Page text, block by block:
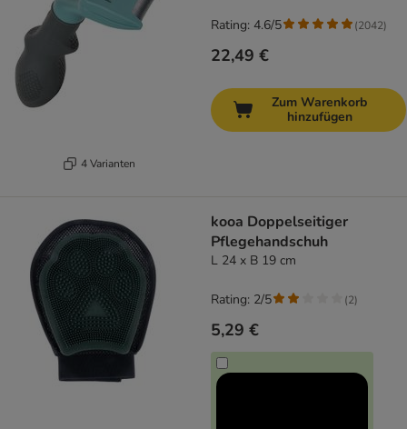
4 Varianten
22,49 €
Rating: 4.6/5 (2042)
Zum Warenkorb
hinzufügen
kooa Doppelseitiger
Pflegehandschuh
L 24 x B 19 cm
5,29 €
Rating: 2/5 (2)